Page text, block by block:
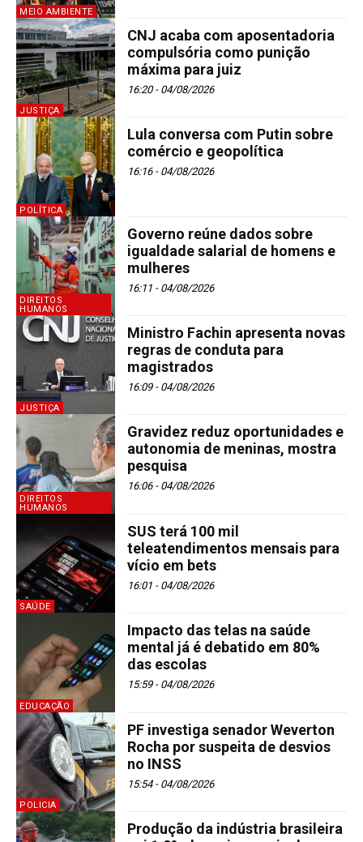
MEIO AMBIENTE
JUSTIÇA
CNJ acaba com aposentadoria
compulsória como punição
máxima para juiz
16:20 - 04/08/2026
POLÍTICA
Lula conversa com Putin sobre
comércio e geopolítica
16:16 - 04/08/2026
DIREITOS
HUMANOS
Governo reúne dados sobre
igualdade salarial de homens e
mulheres
16:11 - 04/08/2026
JUSTIÇA
Ministro Fachin apresenta novas
regras de conduta para
magistrados
16:09 - 04/08/2026
DIREITOS
HUMANOS
Gravidez reduz oportunidades e
autonomia de meninas, mostra
pesquisa
16:06 - 04/08/2026
SAÚDE
SUS terá 100 mil
teleatendimentos mensais para
vício em bets
16:01 - 04/08/2026
EDUCAÇÃO
Impacto das telas na saúde
mental já é debatido em 80%
das escolas
15:59 - 04/08/2026
POLICIA
PF investiga senador Weverton
Rocha por suspeita de desvios
no INSS
15:54 - 04/08/2026
Produção da indústria brasileira